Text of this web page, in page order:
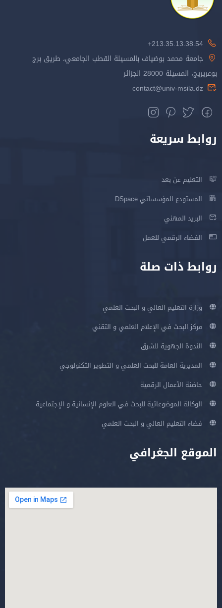
213.35.13.38.54+
جامعة محمد بوضياف بالمسيلة القطب الجامعي، طريق برج
بوعريريج، المسيلة 28000 الجزائر
contact@univ-msila.dz
روابط سريعة
التعليم عن بعد
المستودع المؤسساتي DSpace
البريد المهني
الفضاء الرقمي للعمل
روابط ذات صلة
وزارة التعليم العالي و البحث العلمي
مركز البحث في الإعلام العلمي و التقني
الندوة الجهوية للشرق
المديرية العامة للبحث العلمي و التطوير التكنولوجي
حاضنة الأعمال الرقمية
الوكالة الموضوعاتية للبحث في العلوم الإنسانية و الإجتماعية
فضاء التعليم العالي و البحث العلمي
الموقع الجغرافي